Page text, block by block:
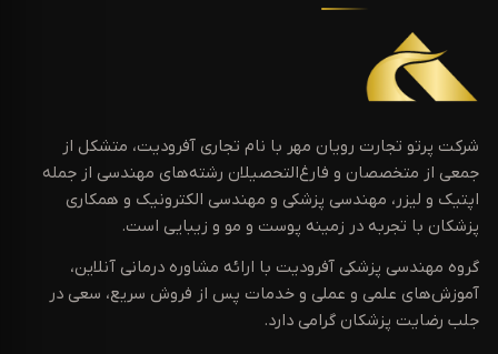
شرکت پرتو تجارت رویان مهر با نام تجاری آفرودیت، متشکل از
جمعی از متخصصان و فارغ‌التحصیلان رشته‌های مهندسی از جمله
اپتیک و لیزر، مهندسی پزشکی و مهندسی الکترونیک و همکاری
پزشکان با تجربه در زمینه پوست و مو و زیبایی است.
گروه مهندسی پزشکی آفرودیت با ارائه مشاوره درمانی آنلاین،
آموزش‌های علمی و عملی و خدمات پس از فروش سریع، سعی در
جلب رضایت پزشکان گرامی دارد.